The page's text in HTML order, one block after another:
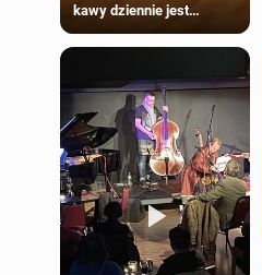
kawy dziennie jest
większości dorosłych